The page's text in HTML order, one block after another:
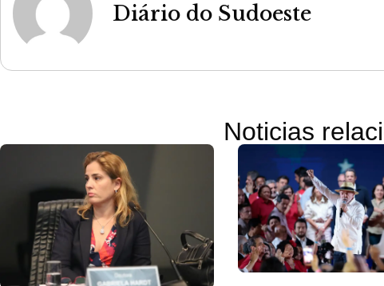
Diário do Sudoeste
Noticias